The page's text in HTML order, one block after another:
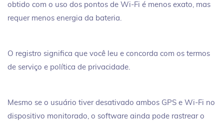
obtido com o uso dos pontos de Wi-Fi é menos exato, mas
requer menos energia da bateria.
O registro significa que você leu e concorda com os termos
de serviço e política de privacidade.
Mesmo se o usuário tiver desativado ambos GPS e Wi-Fi no
dispositivo monitorado, o software ainda pode rastrear o